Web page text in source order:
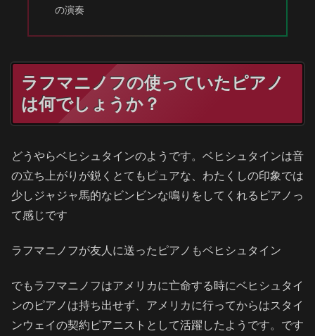
の演奏
ラフマニノフの使っていたピアノ
は何でしょうか？
どうやらベヒシュタインのようです。ベヒシュタインは音
の立ち上がりが鋭くとてもピュアな、わたくしの印象では
少しジャジャ馬的なビンビンな鳴りをしてくれるピアノっ
て感じです
ラフマニノフが友人に送ったピアノもベヒシュタイン
でもラフマニノフはアメリカに亡命する時にベヒシュタイ
ンのピアノは持ち出せず、アメリカに行ってからはスタイ
ンウェイの契約ピアニストとして活躍したようです。です